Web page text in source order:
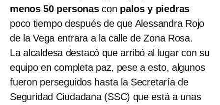
menos 50 personascon palos y piedras
poco tiempo después de que Alessandra Rojo
de la Vega entrara a la calle de Zona Rosa.
La alcaldesa destacó que arribó al lugar con su
equipo en completa paz, pese a esto, algunos
fueron perseguidos hasta la Secretaría de
Seguridad Ciudadana (SSC) que está a unas